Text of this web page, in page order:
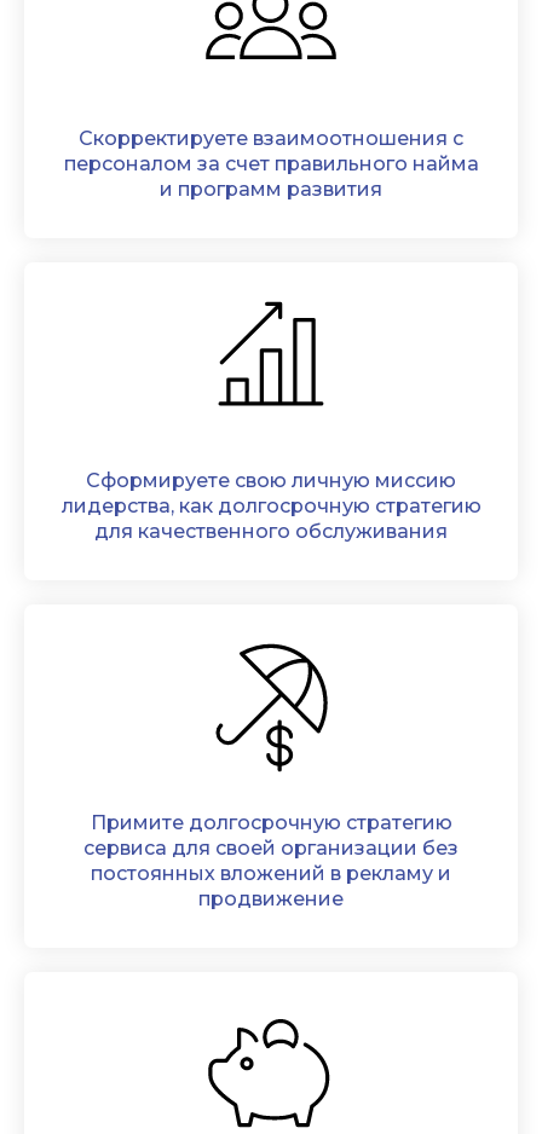
Скорректируете взаимоотношения с
персоналом за счет правильного найма
и программ развития
Сформируете свою личную миссию
лидерства, как долгосрочную стратегию
для качественного обслуживания
Примите долгосрочную стратегию
сервиса для своей организации без
постоянных вложений в рекламу и
продвижение